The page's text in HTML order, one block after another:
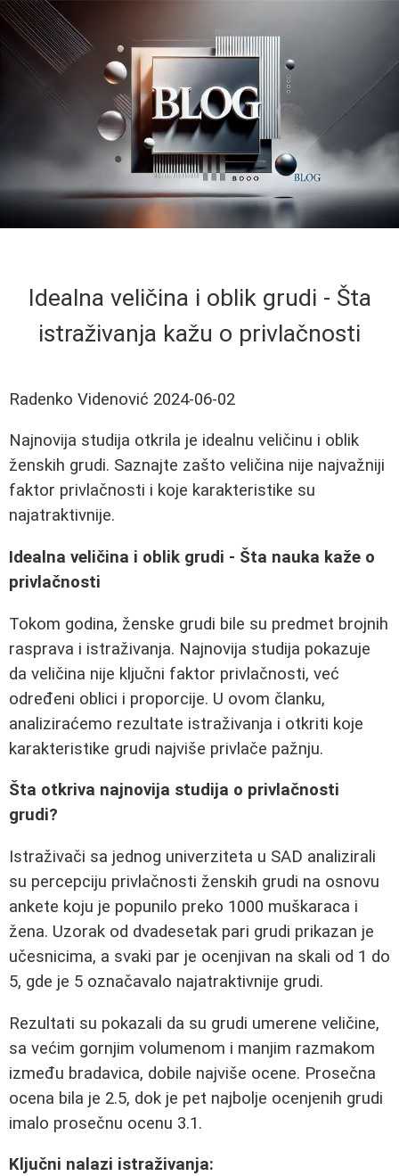
Idealna veličina i oblik grudi - Šta
istraživanja kažu o privlačnosti
Radenko Videnović 2024-06-02
Najnovija studija otkrila je idealnu veličinu i oblik
ženskih grudi. Saznajte zašto veličina nije najvažniji
faktor privlačnosti i koje karakteristike su
najatraktivnije.
Idealna veličina i oblik grudi - Šta nauka kaže o
privlačnosti
Tokom godina, ženske grudi bile su predmet brojnih
rasprava i istraživanja. Najnovija studija pokazuje
da veličina nije ključni faktor privlačnosti, već
određeni oblici i proporcije. U ovom članku,
analiziraćemo rezultate istraživanja i otkriti koje
karakteristike grudi najviše privlače pažnju.
Šta otkriva najnovija studija o privlačnosti
grudi?
Istraživači sa jednog univerziteta u SAD analizirali
su percepciju privlačnosti ženskih grudi na osnovu
ankete koju je popunilo preko 1000 muškaraca i
žena. Uzorak od dvadesetak pari grudi prikazan je
učesnicima, a svaki par je ocenjivan na skali od 1 do
5, gde je 5 označavalo najatraktivnije grudi.
Rezultati su pokazali da su grudi umerene veličine,
sa većim gornjim volumenom i manjim razmakom
između bradavica, dobile najviše ocene. Prosečna
ocena bila je 2.5, dok je pet najbolje ocenjenih grudi
imalo prosečnu ocenu 3.1.
Ključni nalazi istraživanja: